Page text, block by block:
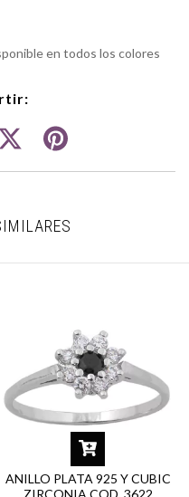
en todos los colores
ANILLO PLATA 925 Y CUBIC
ZIRCONIA COD. 3622